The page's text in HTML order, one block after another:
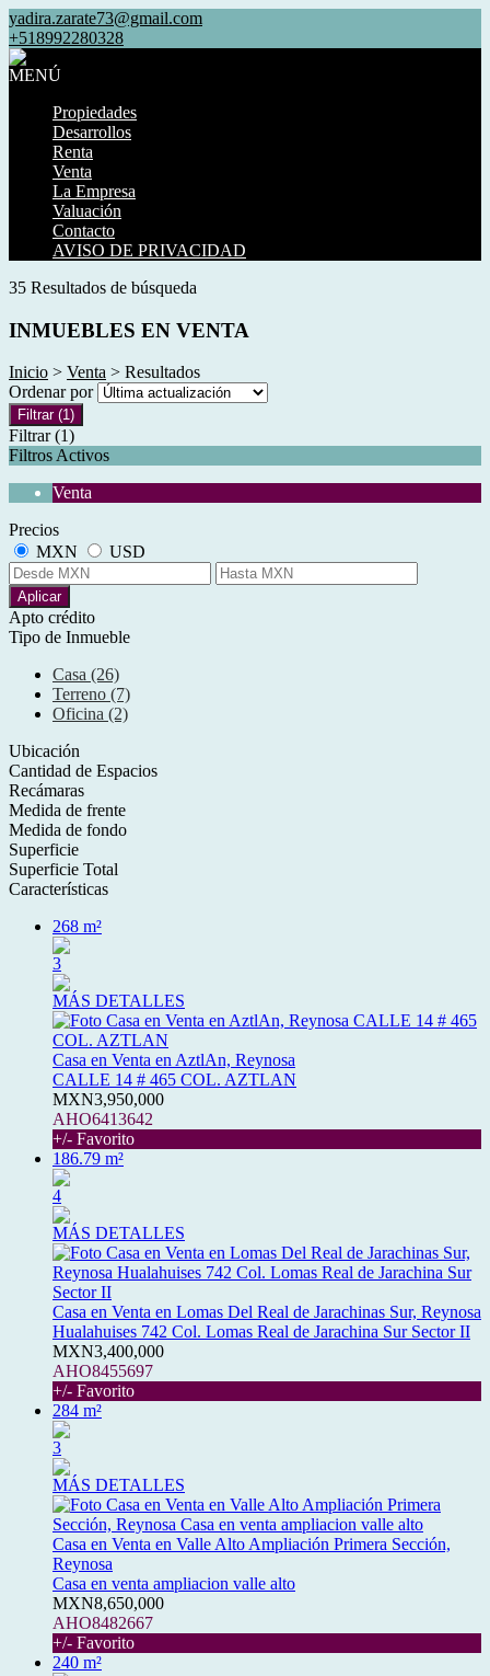
yadira.zarate73@gmail.com
+518992280328
MENÚ
Propiedades
Desarrollos
Renta
Venta
La Empresa
Valuación
Contacto
AVISO DE PRIVACIDAD
35 Resultados de búsqueda
INMUEBLES EN VENTA
Inicio > Venta > Resultados
Ordenar por
Filtrar (1)
Filtrar (1)
Filtros Activos
Venta
Precios
MXN
USD
Aplicar
Apto crédito
Tipo de Inmueble
Casa (26)
Terreno (7)
Oficina (2)
Ubicación
Cantidad de Espacios
Recámaras
Medida de frente
Medida de fondo
Superficie
Superficie Total
Características
268 m²
3
MÁS DETALLES
Casa en Venta en AztlAn, Reynosa
CALLE 14 # 465 COL. AZTLAN
MXN3,950,000
AHO6413642
+/- Favorito
186.79 m²
4
MÁS DETALLES
Casa en Venta en Lomas Del Real de Jarachinas Sur, Reynosa
Hualahuises 742 Col. Lomas Real de Jarachina Sur Sector II
MXN3,400,000
AHO8455697
+/- Favorito
284 m²
3
MÁS DETALLES
Casa en Venta en Valle Alto Ampliación Primera Sección,
Reynosa
Casa en venta ampliacion valle alto
MXN8,650,000
AHO8482667
+/- Favorito
240 m²